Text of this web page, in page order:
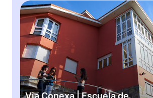
Via Conexa | Escuela de
V
i
o
e
x